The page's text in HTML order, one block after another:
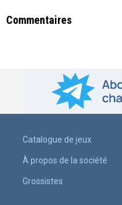
Commentaires
Catalogue de jeux
À propos de la société
Grossistes